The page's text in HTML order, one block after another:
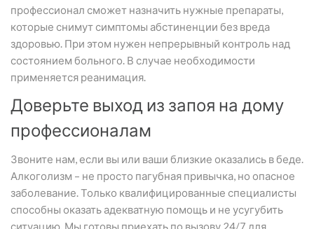
профессионал сможет назначить нужные препараты,
которые снимут симптомы абстиненции без вреда
здоровью. При этом нужен непрерывный контроль над
состоянием больного. В случае необходимости
применяется реанимация.
Доверьте выход из запоя на дому
профессионалам
Звоните нам, если вы или ваши близкие оказались в беде.
Алкоголизм – не просто пагубная привычка, но опасное
заболевание. Только квалифицированные специалисты
способны оказать адекватную помощь и не усугубить
ситуацию. Мы готовы приехать по вызову 24/7 для